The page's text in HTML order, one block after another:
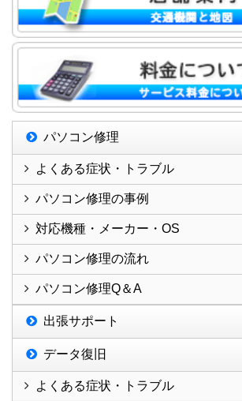
パソコン修理
よくある症状・トラブル
パソコン修理の事例
対応機種・メーカー・OS
パソコン修理の流れ
パソコン修理Q＆A
出張サポート
データ復旧
よくある症状・トラブル